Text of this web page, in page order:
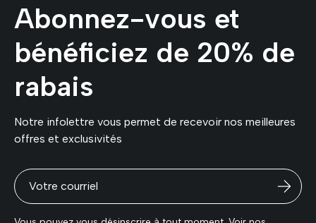
Abonnez-vous et
bénéficiez de 20% de
rabais
Notre infolettre vous permet de recevoir nos meilleures
offres et exclusivités